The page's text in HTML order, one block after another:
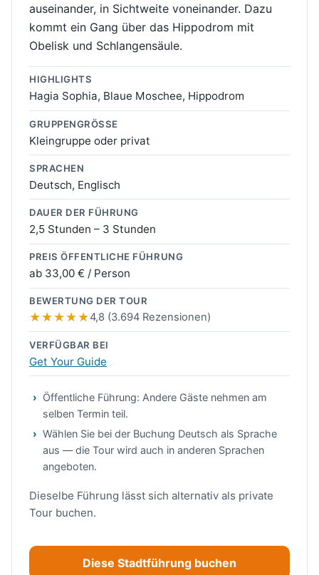
auseinander, in Sichtweite voneinander. Dazu
kommt ein Gang über das Hippodrom mit
Obelisk und Schlangensäule.
HIGHLIGHTS
Hagia Sophia, Blaue Moschee, Hippodrom
GRUPPENGRÖSSE
Kleingruppe oder privat
SPRACHEN
Deutsch, Englisch
DAUER DER FÜHRUNG
2,5 Stunden – 3 Stunden
PREIS ÖFFENTLICHE FÜHRUNG
ab 33,00 € / Person
BEWERTUNG DER TOUR
4,8 (3.694 Rezensionen)
VERFÜGBAR BEI
Get Your Guide
Öffentliche Führung: Andere Gäste nehmen am
selben Termin teil.
Wählen Sie bei der Buchung Deutsch als Sprache
aus — die Tour wird auch in anderen Sprachen
angeboten.
Dieselbe Führung lässt sich alternativ als private
Tour buchen.
Diese Stadtführung buchen